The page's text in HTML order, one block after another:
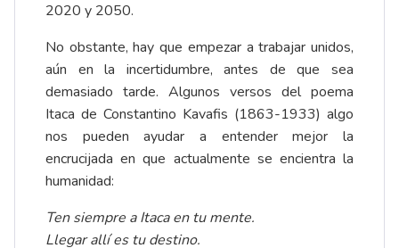
2020 y 2050.
No obstante, hay que empezar a trabajar unidos,
aún en la incertidumbre, antes de que sea
demasiado tarde. Algunos versos del poema
Itaca de Constantino Kavafis (1863-1933) algo
nos pueden ayudar a entender mejor la
encrucijada en que actualmente se encientra la
humanidad:
Ten siempre a Itaca en tu mente.
Llegar allí es tu destino.